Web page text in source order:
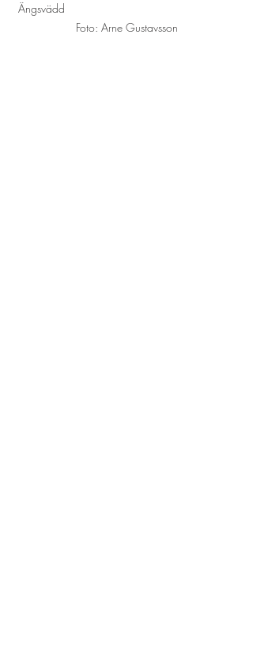
Ängsvädd
Foto: Arne Gustavsson